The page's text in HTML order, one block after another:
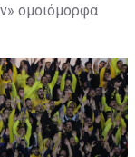
ομοιόμορφα